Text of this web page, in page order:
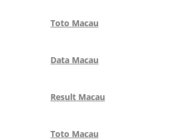
Toto Macau
Data Macau
Result Macau
Toto Macau